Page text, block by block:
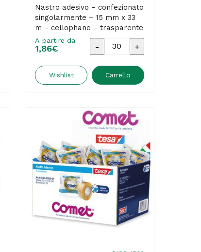
torre
8
rotoli
quantità
Nastro adesivo – confezionato
singolarmente – 15 mm x 33
m – cellophane – trasparente
– Comet
A partire da
1,86€
Nastro
-
-
15
mm
x
33
m
cellophane
trasparente
Wishlist Carrello